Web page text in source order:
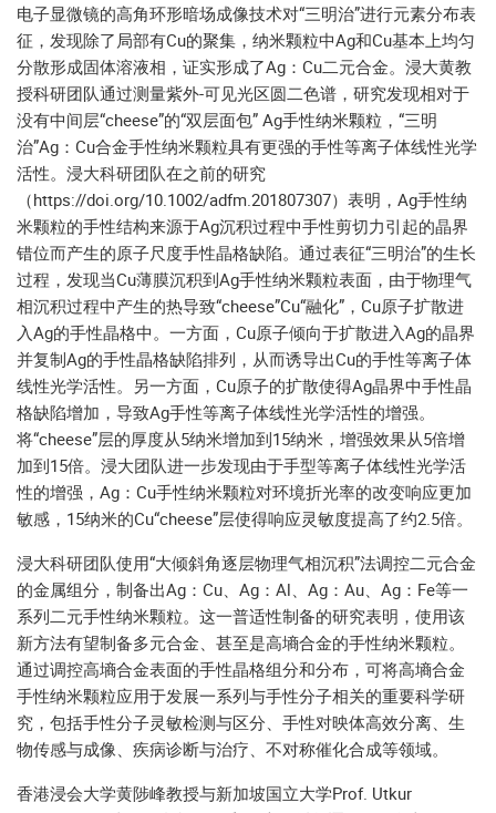
电子显微镜的高角环形暗场成像技术对“三明治”进行元素分布表
征，发现除了局部有Cu的聚集，纳米颗粒中Ag和Cu基本上均匀
分散形成固体溶液相，证实形成了Ag：Cu二元合金。浸大黄教
授科研团队通过测量紫外-可见光区圆二色谱，研究发现相对于
没有中间层“cheese”的“双层面包” Ag手性纳米颗粒，“三明
治”Ag：Cu合金手性纳米颗粒具有更强的手性等离子体线性光学
活性。浸大科研团队在之前的研究
（https://doi.org/10.1002/adfm.201807307）表明，Ag手性纳
米颗粒的手性结构来源于Ag沉积过程中手性剪切力引起的晶界
错位而产生的原子尺度手性晶格缺陷。通过表征“三明治”的生长
过程，发现当Cu薄膜沉积到Ag手性纳米颗粒表面，由于物理气
相沉积过程中产生的热导致“cheese”Cu“融化”，Cu原子扩散进
入Ag的手性晶格中。一方面，Cu原子倾向于扩散进入Ag的晶界
并复制Ag的手性晶格缺陷排列，从而诱导出Cu的手性等离子体
线性光学活性。另一方面，Cu原子的扩散使得Ag晶界中手性晶
格缺陷增加，导致Ag手性等离子体线性光学活性的增强。
将“cheese”层的厚度从5纳米增加到15纳米，增强效果从5倍增
加到15倍。浸大团队进一步发现由于手型等离子体线性光学活
性的增强，Ag：Cu手性纳米颗粒对环境折光率的改变响应更加
敏感，15纳米的Cu“cheese”层使得响应灵敏度提高了约2.5倍。
浸大科研团队使用“大倾斜角逐层物理气相沉积”法调控二元合金
的金属组分，制备出Ag：Cu、Ag：Al、Ag：Au、Ag：Fe等一
系列二元手性纳米颗粒。这一普适性制备的研究表明，使用该
新方法有望制备多元合金、甚至是高墒合金的手性纳米颗粒。
通过调控高墒合金表面的手性晶格组分和分布，可将高墒合金
手性纳米颗粒应用于发展一系列与手性分子相关的重要科学研
究，包括手性分子灵敏检测与区分、手性对映体高效分离、生
物传感与成像、疾病诊断与治疗、不对称催化合成等领域。
香港浸会大学黄陟峰教授与新加坡国立大学Prof. Utkur